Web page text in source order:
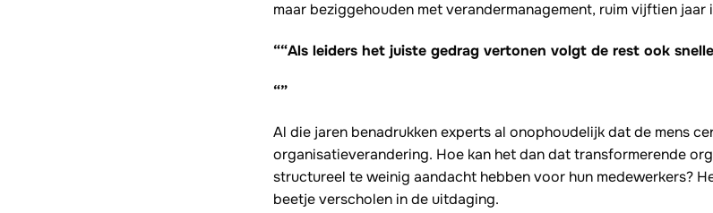
maar beziggehouden met verandermanagement, ruim vijftien jaar
““Als leiders het juiste gedrag vertonen volgt de rest ook
“”
Al die jaren benadrukken experts al onophoudelijk dat de mens
organisatieverandering. Hoe kan het dan dat transformerende
structureel te weinig aandacht hebben voor hun medewerkers?
beetje verscholen in de uitdaging.